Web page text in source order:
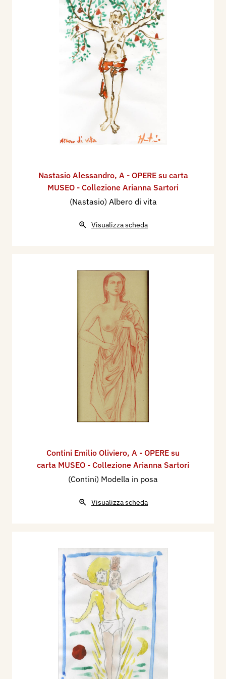
Nastasio Alessandro, A - OPERE su carta
MUSEO - Collezione Arianna Sartori
(Nastasio) Albero di vita
Visualizza scheda
Contini Emilio Oliviero, A - OPERE su
carta MUSEO - Collezione Arianna Sartori
(Contini) Modella in posa
Visualizza scheda